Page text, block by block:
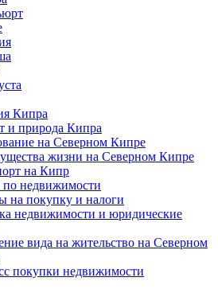
Кипра
и природа Кипра
на Северном Кипре
жизни на Северном Кипре
на Кипр
по недвижимости
на покупку и налоги
недвижимости и юридические
вида на жительство на Северном
покупки недвижимости